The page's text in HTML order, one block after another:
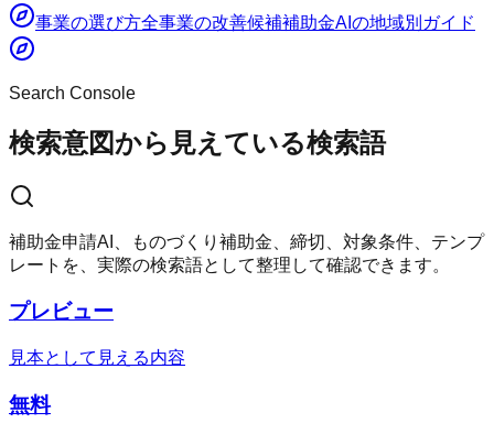
事業の選び方全事業の改善候補補助金AI の地域別ガイド
Search Console
検索意図から見えている検索語
補助金申請AI、ものづくり補助金、締切、対象条件、テンプ
レートを、実際の検索語として整理して確認できます。
プレビュー
見本として見える内容
無料